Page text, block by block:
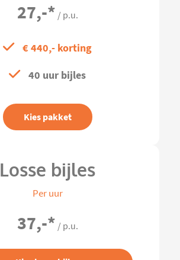
27,-* / p.u.
€ 440,- korting
40 uur bijles
Kies pakket
Losse bijles
Per uur
37,-* / p.u.